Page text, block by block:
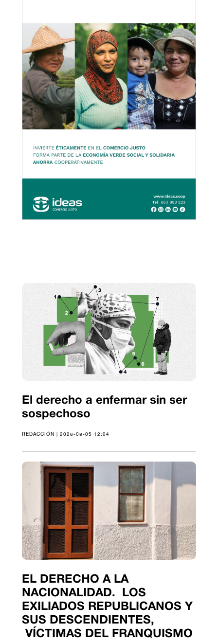
El derecho a enfermar sin ser
sospechoso
REDACCIÓN | 2026-08-05 12:04
EL DERECHO A LA
NACIONALIDAD. LOS
EXILIADOS REPUBLICANOS Y
SUS DESCENDIENTES,
VÍCTIMAS DEL FRANQUISMO